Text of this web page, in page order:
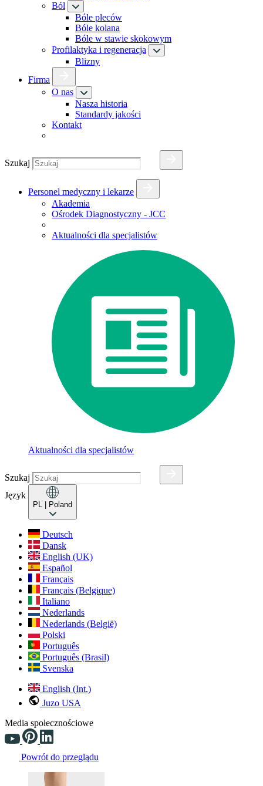
Ból
Bóle pleców
Bóle kolana
Bóle w stawie skokowym
Profilaktyka i regeneracja
Blizny
Firma
O nas
Nasza historia
Standardy jakości
Kontakt
Szukaj
Personel medyczny i lekarze
Akademia
Ośrodek Diagnostyczny - JCC
Aktualności dla specjalistów
Aktualności dla specjalistów
Szukaj
Język
PL | Poland
Deutsch
Dansk
English (UK)
Español
Français
Français (Belgique)
Italiano
Nederlands
Nederlands (België)
Polski
Português
Português (Brasil)
Svenska
English (Int.)
Juzo USA
Media społecznościowe
Powrót do przeglądu